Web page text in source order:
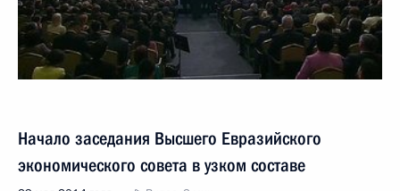
Начало заседания Высшего Евразийского
экономического совета в узком составе